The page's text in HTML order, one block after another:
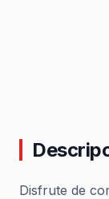
Disfrute de